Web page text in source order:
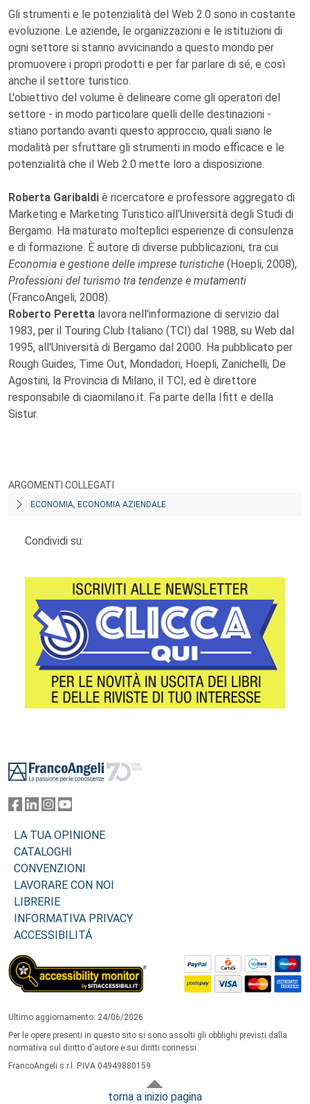
Gli strumenti e le potenzialità del Web 2.0 sono in costante
evoluzione. Le aziende, le organizzazioni e le istituzioni di
ogni settore si stanno avvicinando a questo mondo per
promuovere i propri prodotti e per far parlare di sé, e così
anche il settore turistico.
L'obiettivo del volume è delineare come gli operatori del
settore - in modo particolare quelli delle destinazioni -
stiano portando avanti questo approccio, quali siano le
modalità per sfruttare gli strumenti in modo efficace e le
potenzialità che il Web 2.0 mette loro a disposizione.
Roberta Garibaldi è ricercatore e professore aggregato di
Marketing e Marketing Turistico all'Università degli Studi di
Bergamo. Ha maturato molteplici esperienze di consulenza
e di formazione. È autore di diverse pubblicazioni, tra cui
Economia e gestione delle imprese turistiche (Hoepli, 2008),
Professioni del turismo tra tendenze e mutamenti
(FrancoAngeli, 2008).
Roberto Peretta lavora nell'informazione di servizio dal
1983, per il Touring Club Italiano (TCI) dal 1988, su Web dal
1995, all'Università di Bergamo dal 2000. Ha pubblicato per
Rough Guides, Time Out, Mondadori, Hoepli, Zanichelli, De
Agostini, la Provincia di Milano, il TCI, ed è direttore
responsabile di ciaomilano.it. Fa parte della Ifitt e della
Sistur.
ARGOMENTI COLLEGATI
ECONOMIA, ECONOMIA AZIENDALE
Condividi su:
LA TUA OPINIONE
CATALOGHI
CONVENZIONI
LAVORARE CON NOI
LIBRERIE
INFORMATIVA PRIVACY
ACCESSIBILITÁ
Ultimo aggiornamento: 24/06/2026
Per le opere presenti in questo sito si sono assolti gli obblighi previsti dalla
normativa sul diritto d'autore e sui diritti connessi.
FrancoAngeli s.r.l. P.IVA 04949880159
torna a inizio pagina